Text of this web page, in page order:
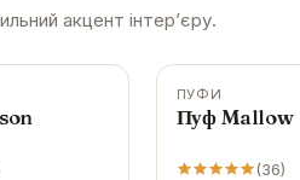
акцент інтер’єру.
-14%
ПУФИ
Пуф Mallow
(36)